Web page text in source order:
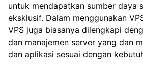
untuk mendapatkan sumber daya
eksklusif. Dalam menggunakan
VPS juga biasanya dilengkapi
dan manajemen server yang dan
dan aplikasi sesuai dengan